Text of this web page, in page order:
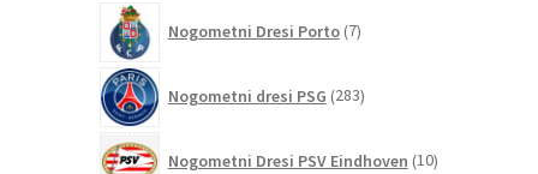
Nogometni Dresi Porto 7izdelkov
Nogometni dresi PSG 283izdelkov
Nogometni Dresi PSV Eindhoven 10